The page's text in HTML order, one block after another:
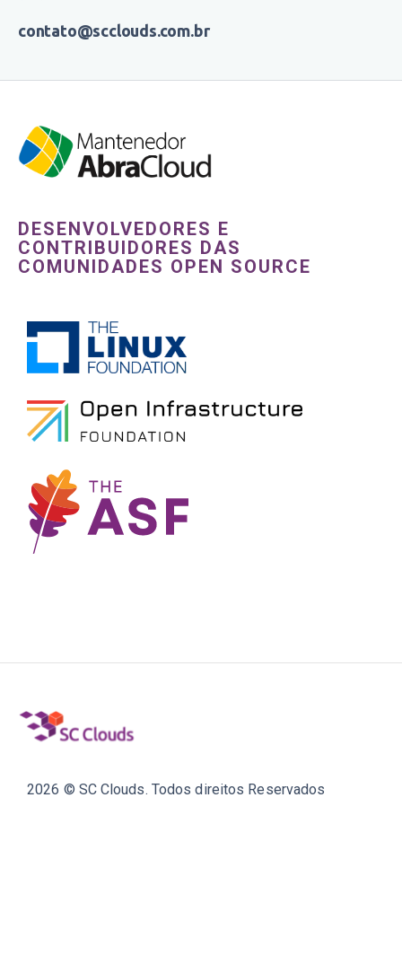
contato@scclouds.com.br
DESENVOLVEDORES E
CONTRIBUIDORES DAS
COMUNIDADES OPEN SOURCE
2026 © SC Clouds. Todos direitos Reservados